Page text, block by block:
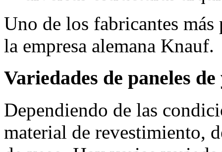
Uno de los fabricantes más
la empresa alemana Knauf.
Variedades de paneles
Dependiendo de las
material de revestimiento,